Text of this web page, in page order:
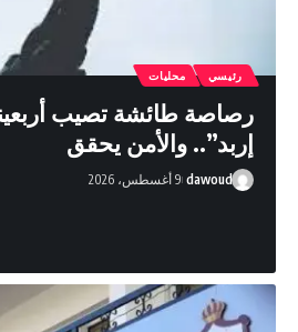
رئيسي محليات
رصاصة طائشة تصيب
إربد”.. والأمن يحقق
dawoud 9 أغسطس، 2026